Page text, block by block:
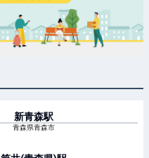
新青森駅
青森県青森市